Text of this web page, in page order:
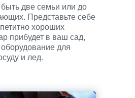
две семьи или до
Представьте себе
хороших
прибудет в ваш сад,
для
и лед.